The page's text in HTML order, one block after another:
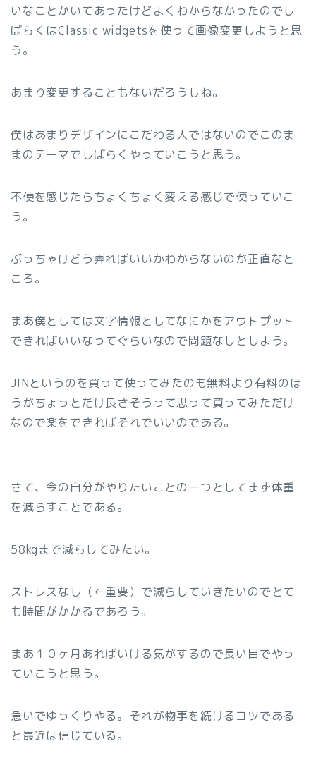
いなことかいてあったけどよくわからなかったのでし
ばらくはClassic widgetsを使って画像変更しようと思
う。
あまり変更することもないだろうしね。
僕はあまりデザインにこだわる人ではないのでこのま
まのテーマでしばらくやっていこうと思う。
不便を感じたらちょくちょく変える感じで使っていこ
う。
ぶっちゃけどう弄ればいいかわからないのが正直なと
ころ。
まあ僕としては文字情報としてなにかをアウトプット
できればいいなってぐらいなので問題なしとしよう。
JINというのを買って使ってみたのも無料より有料のほ
うがちょっとだけ良さそうって思って買ってみただけ
なので楽をできればそれでいいのである。
さて、今の自分がやりたいことの一つとしてまず体重
を減らすことである。
58kgまで減らしてみたい。
ストレスなし（←重要）で減らしていきたいのでとて
も時間がかかるであろう。
まあ１０ヶ月あればいける気がするので長い目でやっ
ていこうと思う。
急いでゆっくりやる。それが物事を続けるコツである
と最近は信じている。